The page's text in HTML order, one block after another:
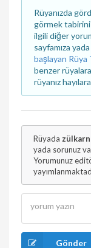
Rüyanızda
görmek
ilgili diğer
sayfamıza
başlayan Rüya
benzer
rüyanız
Rüyada
yada sorunuz
Yorumunuz
Gönder